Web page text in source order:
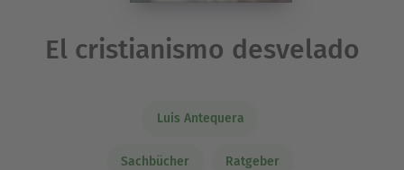
El cristianismo desvelado
Luis Antequera
Sachbücher Ratgeber